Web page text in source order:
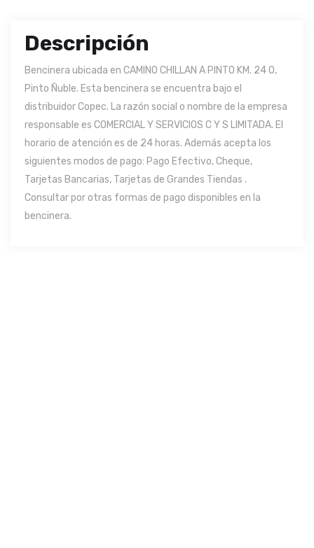
Descripción
Bencinera ubicada en CAMINO CHILLAN A PINTO KM. 24 0,
Pinto Ñuble. Esta bencinera se encuentra bajo el
distribuidor Copec. La razón social o nombre de la empresa
responsable es COMERCIAL Y SERVICIOS C Y S LIMITADA. El
horario de atención es de 24 horas. Además acepta los
siguientes modos de pago: Pago Efectivo, Cheque,
Tarjetas Bancarias, Tarjetas de Grandes Tiendas .
Consultar por otras formas de pago disponibles en la
bencinera.